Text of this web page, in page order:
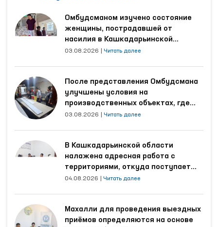
Омбудсманом изучено состояние
женщины, пострадавшей от
насилия в Кашкадарьинской
области
03.08.2026 Читать далее
После представления Омбудсмана
улучшены условия на
производственных объектах, где
трудятся осуждённые
03.08.2026 Читать далее
В Кашкадарьинской области
налажена адресная работа с
территориями, откуда поступает
наибольшее количество обращений
04.08.2026 Читать далее
Махалли для проведения выездных
приёмов определяются на основе